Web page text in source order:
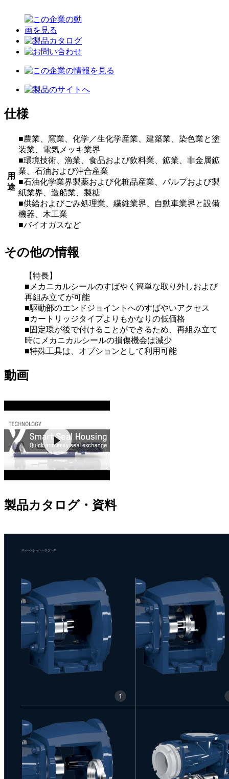
仕様
用
途
■農業、窯業、化学／生化学産業、建築業、染色業と塗
装業、電気メッキ業界
■環境技術、漁業、食品および飲料業、鉱業、非金属鉱
業、石油および沖合産業
■石油化学業界製薬および化粧品産業、パルプおよび製
紙業界、造船業、製糖
■供給およびごみ処理業、繊維業界、自動車業界と設備
機器、木工業
■バイオガスなど
その他の情報
【特長】
■メカニカルシールのすばやく簡単な取り外しおよび
再組み立てが可能
■駆動部のエンドジョイントへのすばやいアクセス
■カートリッジタイプよりもかなりの低価格
■固定環が後で付けることができるため、再組み立て
時にメカニカルシールの損傷機会は減少
■特殊工具は、オプションとして利用可能
動画
製品カタログ・資料